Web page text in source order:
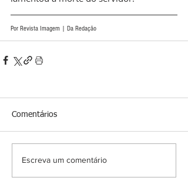
Por Revista Imagem | Da Redação
Comentários
Escreva um comentário